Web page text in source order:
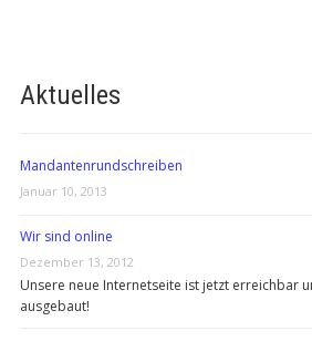
Aktuelles
Mandantenrundschreiben
Januar 10, 2013
Wir sind online
Dezember 13, 2012
Unsere neue Internetseite ist jetzt erreichbar
ausgebaut!